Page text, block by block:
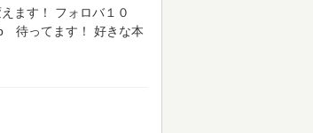
ます！
フォロバ１０
待ってます！
好きな本